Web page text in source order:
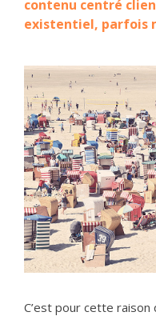
contenu centré
existentiel, parfois
C’est pour cette